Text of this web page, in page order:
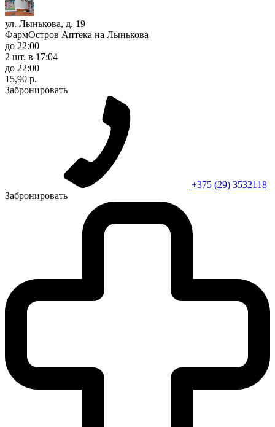
ул. Лынькова, д. 19
ФармОстров Аптека на Лынькова
до 22:00
2 шт. в 17:04
до 22:00
15,90 р.
Забронировать
+375 (29) 3532118
Забронировать